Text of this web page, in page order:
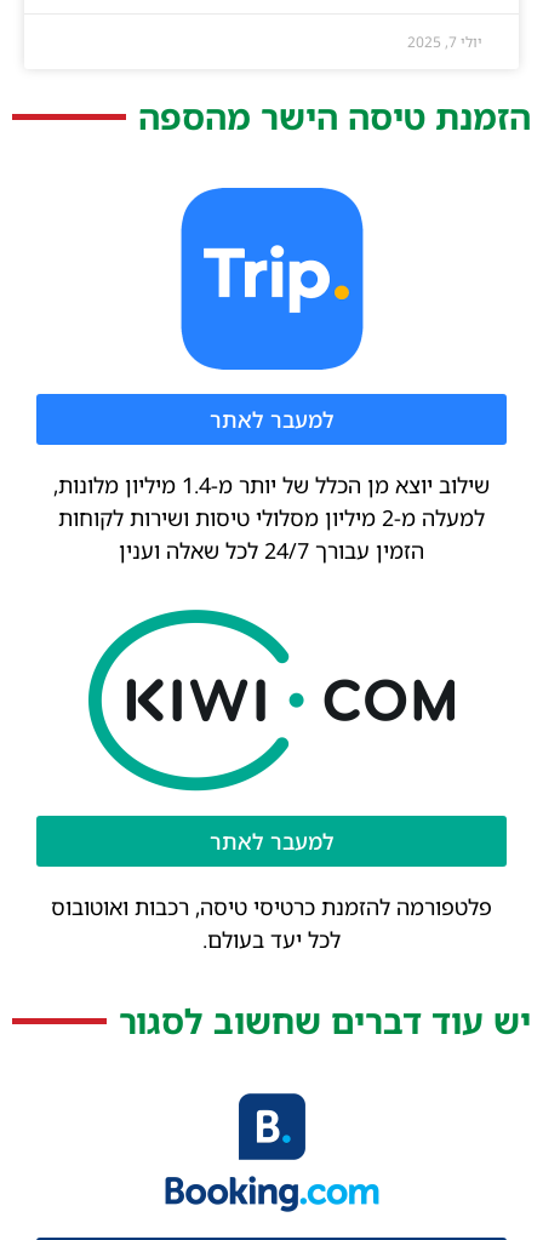
יולי 7, 2025
הזמנת טיסה הישר מהספה
למעבר לאתר
שילוב יוצא מן הכלל של יותר מ-1.4 מיליון מלונות,
למעלה מ-2 מיליון מסלולי טיסות ושירות לקוחות
הזמין עבורך 24/7 לכל שאלה וענין
למעבר לאתר
פלטפורמה להזמנת כרטיסי טיסה, רכבות ואוטובוס
לכל יעד בעולם.
יש עוד דברים שחשוב לסגור